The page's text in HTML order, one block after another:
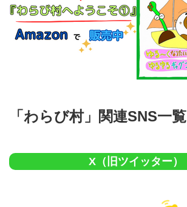
「わらび村」関連SNS一覧
X（旧ツイッター）